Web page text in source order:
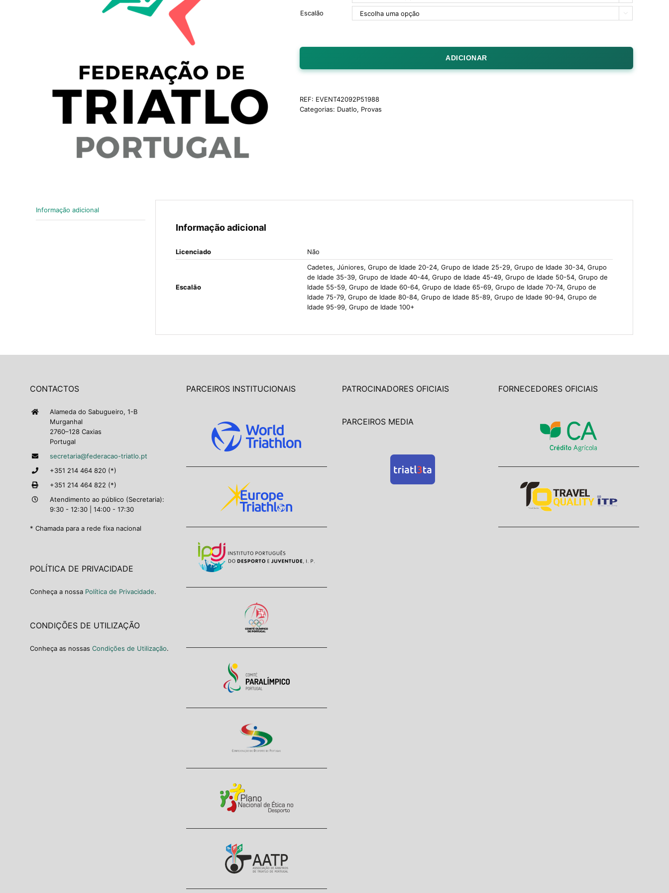
Escalão 
ADICIONAR
REF: EVENT42092P51988
Categorias: Duatlo, Provas
Informação adicional
Informação adicional
Licenciado Não
Escalão
Cadetes, Júniores, Grupo de Idade 20-24, Grupo de Idade 25-29, Grupo de Idade 30-34, Grupo
de Idade 35-39, Grupo de Idade 40-44, Grupo de Idade 45-49, Grupo de Idade 50-54, Grupo de
Idade 55-59, Grupo de Idade 60-64, Grupo de Idade 65-69, Grupo de Idade 70-74, Grupo de
Idade 75-79, Grupo de Idade 80-84, Grupo de Idade 85-89, Grupo de Idade 90-94, Grupo de
Idade 95-99, Grupo de Idade 100+
CONTACTOS
Alameda do Sabugueiro, 1-B
Murganhal
2760–128 Caxias
Portugal
secretaria@federacao-triatlo.pt
+351 214 464 820 (*)
+351 214 464 822 (*)
Atendimento ao público (Secretaria):
9:30 - 12:30 | 14:00 - 17:30
* Chamada para a rede fixa nacional
POLÍTICA DE PRIVACIDADE
Conheça a nossa Política de Privacidade.
CONDIÇÕES DE UTILIZAÇÃO
Conheça as nossas Condições de Utilização.
PARCEIROS INSTITUCIONAIS PATROCINADORES OFICIAIS
PARCEIROS MEDIA
FORNECEDORES OFICIAIS